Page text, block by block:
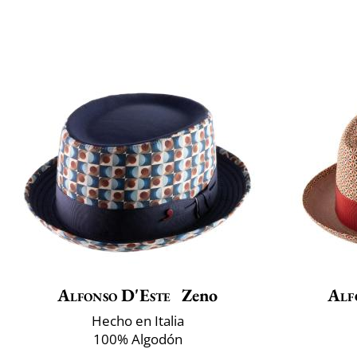
Alfonso D'Este Zeno
Hecho en Italia
100% Algodón